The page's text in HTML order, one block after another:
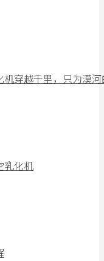
穿越千里，只为漠河
乳化机